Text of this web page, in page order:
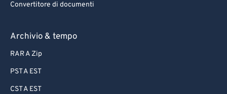
Convertitore di documenti
Archivio & tempo
RAR A Zip
PST A EST
CST A EST